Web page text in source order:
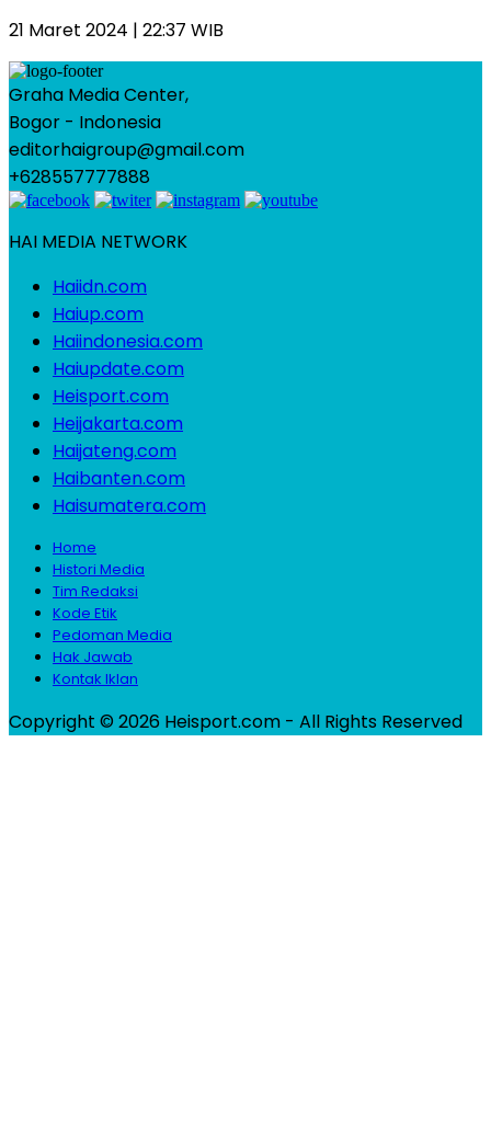
21 Maret 2024 | 22:37 WIB
Graha Media Center,
Bogor - Indonesia
editorhaigroup@gmail.com
+628557777888
HAI MEDIA NETWORK
Haiidn.com
Haiup.com
Haiindonesia.com
Haiupdate.com
Heisport.com
Heijakarta.com
Haijateng.com
Haibanten.com
Haisumatera.com
Home
Histori Media
Tim Redaksi
Kode Etik
Pedoman Media
Hak Jawab
Kontak Iklan
Copyright © 2026 Heisport.com - All Rights Reserved